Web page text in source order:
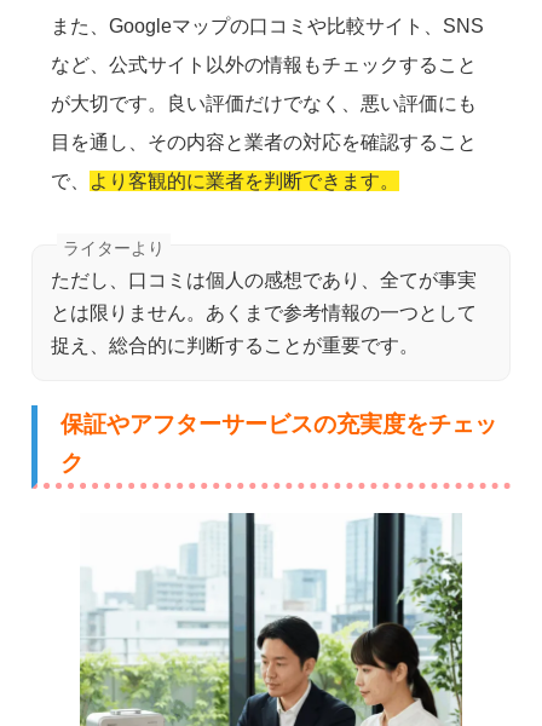
また、Googleマップの口コミや比較サイト、SNS
など、公式サイト以外の情報もチェックすること
が大切です。良い評価だけでなく、悪い評価にも
目を通し、その内容と業者の対応を確認すること
で、
より客観的に業者を判断できます。
ただし、口コミは個人の感想であり、全てが事実
とは限りません。あくまで参考情報の一つとして
捉え、総合的に判断することが重要です。
保証やアフターサービスの充実度をチェッ
ク